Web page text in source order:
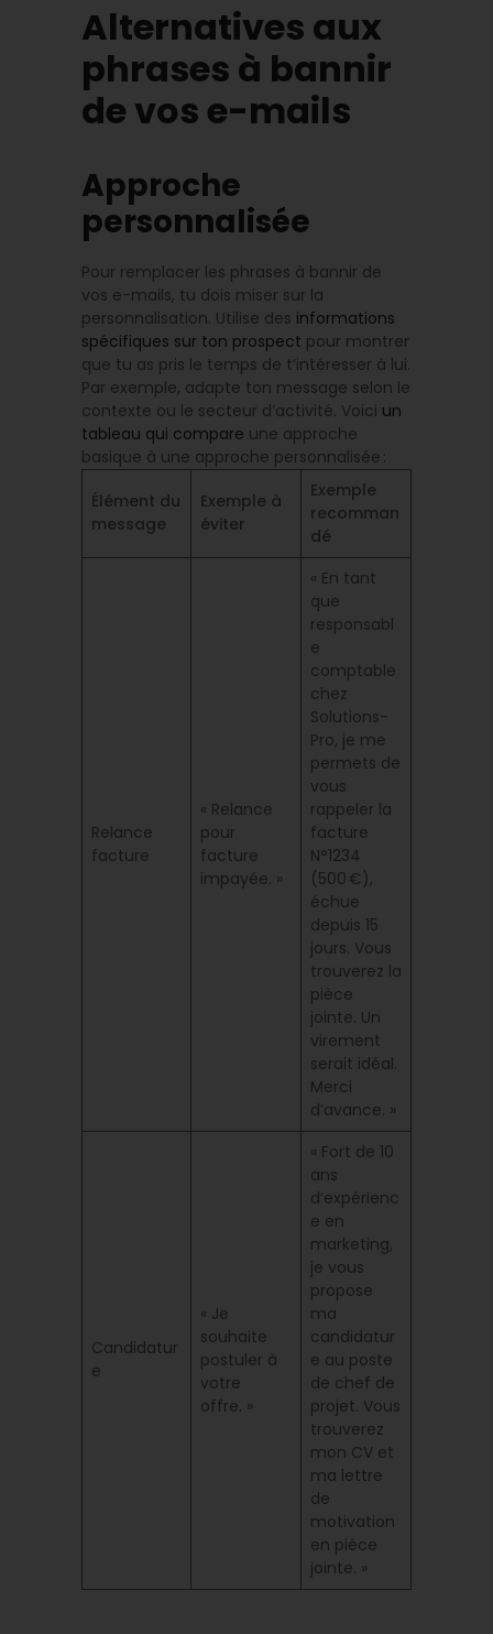
Alternatives aux
phrases à bannir
de vos e-mails
Approche
personnalisée
Pour remplacer les phrases à bannir de
vos e-mails, tu dois miser sur la
personnalisation. Utilise des informations
spécifiques sur ton prospect pour montrer
que tu as pris le temps de t’intéresser à lui.
Par exemple, adapte ton message selon le
contexte ou le secteur d’activité. Voici un
tableau qui compare une approche
basique à une approche personnalisée :
Élément du
message
Exemple à
éviter
Exemple
recomman
dé
Relance
facture
« Relance
pour
facture
impayée. »
« En tant
que
responsabl
e
comptable
chez
Solutions-
Pro, je me
permets de
vous
rappeler la
facture
N°1234
(500 €),
échue
depuis 15
jours. Vous
trouverez la
pièce
jointe. Un
virement
serait idéal.
Merci
d’avance. »
Candidatur
e
« Je
souhaite
postuler à
votre
offre. »
« Fort de 10
ans
d’expérienc
e en
marketing,
je vous
propose
ma
candidatur
e au poste
de chef de
projet. Vous
trouverez
mon CV et
ma lettre
de
motivation
en pièce
jointe. »